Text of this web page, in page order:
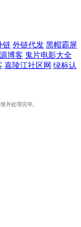
链 外链代发 黑帽霸屏
博客 鬼片电影大全
嘉陵江社区网 绿标认
并处理完毕。